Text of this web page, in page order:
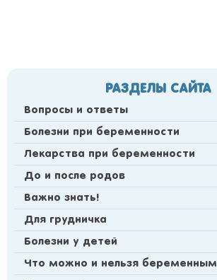
РАЗДЕЛЫ САЙТА
Вопросы и ответы
Болезни при беременности
Лекарства при беременности
До и после родов
Важно знать!
Для грудничка
Болезни у детей
Что можно и нельзя беременным